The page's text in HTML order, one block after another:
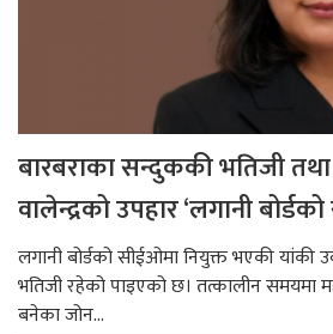
बारबराका सन्दुककी भतिजी
वालेन्द्रको उपहार ‘लगानी
लगानी बोर्डको सीईओमा नियुक्त भएकी
भतिजी रहेको पाइएको छ। तत्कालीन समयमा
बनेका जोन...